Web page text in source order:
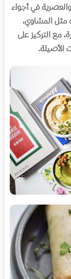
في أجواء
مثل المشاوي،
مع التركيز على
الأصيلة.